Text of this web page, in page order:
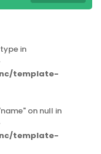
in
template-
on null in
template-